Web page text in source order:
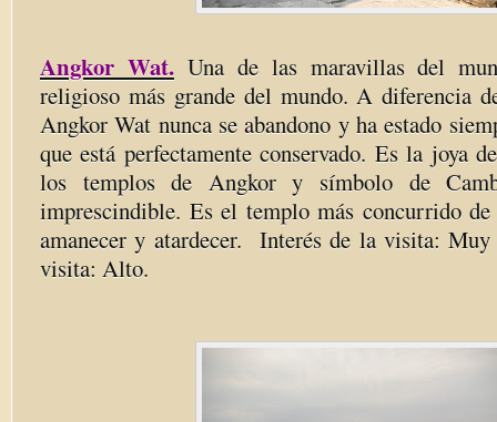
Angkor Wat.Una de las maravillas del
religioso más grande del mundo. A diferencia
Angkor Wat nunca se abandono y ha estado
que está perfectamente conservado. Es la joya
los templos de Angkor y símbolo de
imprescindible. Es el templo más concurrido
amanecer y atardecer. Interés de la visita:
visita: Alto.